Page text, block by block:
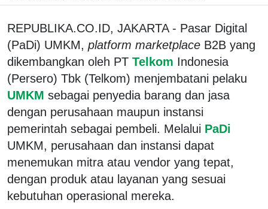
REPUBLIKA.CO.ID, JAKARTA - Pasar Digital
(PaDi) UMKM, platform marketplace B2B yang
dikembangkan oleh PT Telkom Indonesia
(Persero) Tbk (Telkom) menjembatani pelaku
UMKM sebagai penyedia barang dan jasa
dengan perusahaan maupun instansi
pemerintah sebagai pembeli. Melalui PaDi
UMKM, perusahaan dan instansi dapat
menemukan mitra atau vendor yang tepat,
dengan produk atau layanan yang sesuai
kebutuhan operasional mereka.